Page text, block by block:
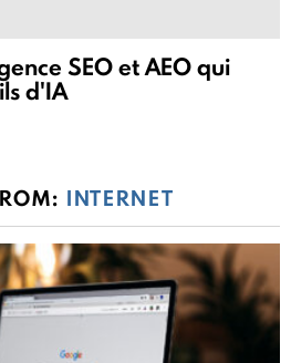
SEO et AEO qui
d'IA
INTERNET